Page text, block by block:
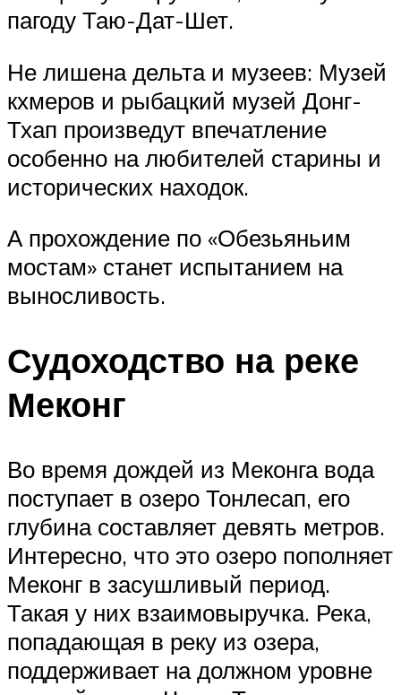
пагоду Таю-Дат-Шет.
Не лишена дельта и музеев: Музей
кхмеров и рыбацкий музей Донг-
Тхап произведут впечатление
особенно на любителей старины и
исторических находок.
А прохождение по «Обезьяньим
мостам» станет испытанием на
выносливость.
Судоходство на реке
Меконг
Во время дождей из Меконга вода
поступает в озеро Тонлесап, его
глубина составляет девять метров.
Интересно, что это озеро пополняет
Меконг в засушливый период.
Такая у них взаимовыручка. Река,
попадающая в реку из озера,
поддерживает на должном уровне